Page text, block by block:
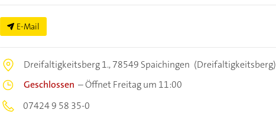
E-Mail
Dreifaltigkeitsberg 1.,78549 Spaichingen (Dreifaltigkeitsberg)
Geschlossen –Öffnet Freitag um 11:00
07424 9 58 35-0